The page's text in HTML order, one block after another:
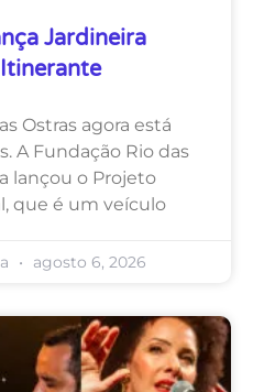
Jardineira
Ostras agora está
A Fundação Rio das
lançou o Projeto
que é um veículo
agosto 6, 2026